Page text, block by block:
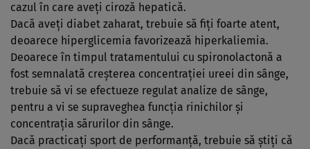
cazul în care aveţi ciroză hepatică.
Dacă aveţi diabet zaharat, trebuie să fiţi foarte atent,
deoarece hiperglicemia favorizează hiperkaliemia.
Deoarece în timpul tratamentului cu spironolactonă a
fost semnalată creşterea concentraţiei ureei din sânge,
trebuie să vi se efectueze regulat analize de sânge,
pentru a vi se supraveghea funcţia rinichilor şi
concentraţia sărurilor din sânge.
Dacă practicaţi sport de performanţă, trebuie să ştiţi că